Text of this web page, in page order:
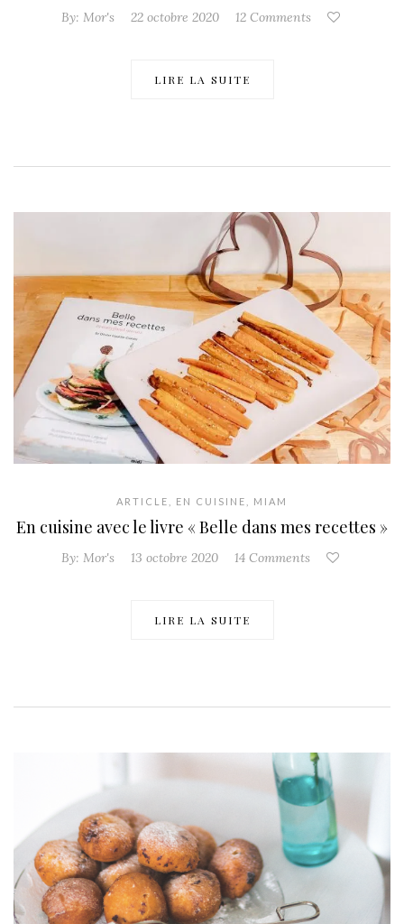
By: Mor's 22 octobre 2020 12 Comments
LIRE LA SUITE
ARTICLE EN CUISINE MIAM
En cuisine avec le livre « Belle dans mes recettes »
By: Mor's 13 octobre 2020 14 Comments
LIRE LA SUITE